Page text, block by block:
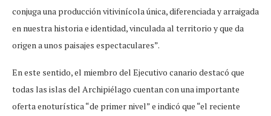
conjuga una producción vitivinícola única, diferenciada y arraigada
en nuestra historia e identidad, vinculada al territorio y que da
origen a unos paisajes espectaculares”.
En este sentido, el miembro del Ejecutivo canario destacó que
todas las islas del Archipiélago cuentan con una importante
oferta enoturística “de primer nivel” e indicó que “el reciente